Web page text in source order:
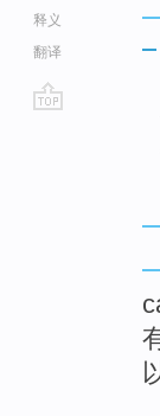
释义
翻译